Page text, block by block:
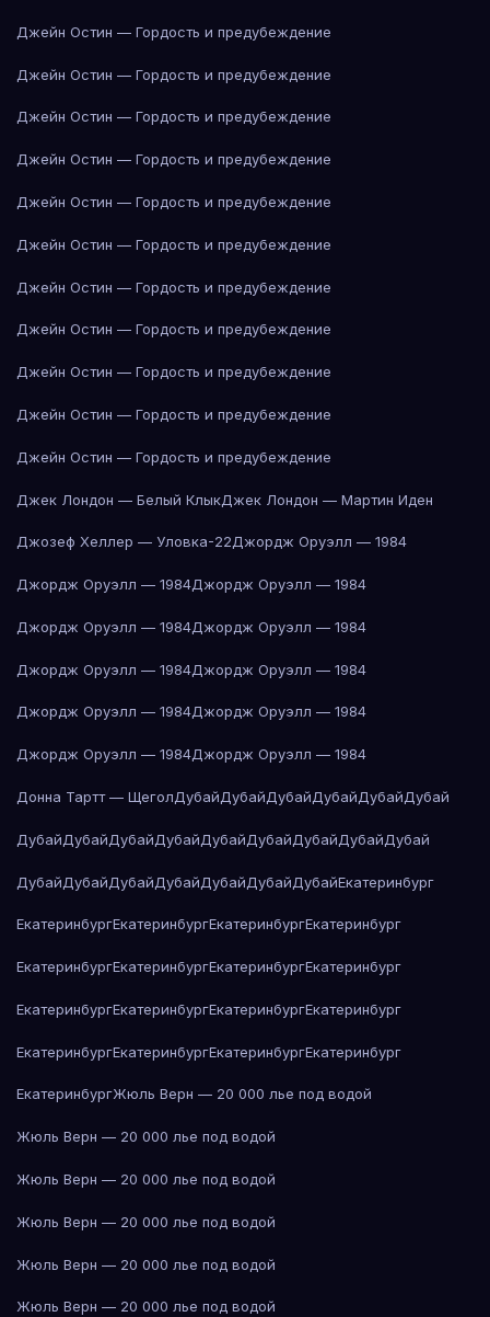
Джейн Остин — Гордость и предубеждение
Джейн Остин — Гордость и предубеждение
Джейн Остин — Гордость и предубеждение
Джейн Остин — Гордость и предубеждение
Джейн Остин — Гордость и предубеждение
Джейн Остин — Гордость и предубеждение
Джейн Остин — Гордость и предубеждение
Джейн Остин — Гордость и предубеждение
Джейн Остин — Гордость и предубеждение
Джейн Остин — Гордость и предубеждение
Джейн Остин — Гордость и предубеждение
Джек Лондон — Белый КлыкДжек Лондон — Мартин Иден
Джозеф Хеллер — Уловка-22Джордж Оруэлл — 1984
Джордж Оруэлл — 1984Джордж Оруэлл — 1984
Джордж Оруэлл — 1984Джордж Оруэлл — 1984
Джордж Оруэлл — 1984Джордж Оруэлл — 1984
Джордж Оруэлл — 1984Джордж Оруэлл — 1984
Джордж Оруэлл — 1984Джордж Оруэлл — 1984
Донна Тартт — ЩеголДубайДубайДубайДубайДубайДубай
ДубайДубайДубайДубайДубайДубайДубайДубайДубай
ДубайДубайДубайДубайДубайДубайДубайЕкатеринбург
ЕкатеринбургЕкатеринбургЕкатеринбургЕкатеринбург
ЕкатеринбургЕкатеринбургЕкатеринбургЕкатеринбург
ЕкатеринбургЕкатеринбургЕкатеринбургЕкатеринбург
ЕкатеринбургЕкатеринбургЕкатеринбургЕкатеринбург
ЕкатеринбургЖюль Верн — 20 000 лье под водой
Жюль Верн — 20 000 лье под водой
Жюль Верн — 20 000 лье под водой
Жюль Верн — 20 000 лье под водой
Жюль Верн — 20 000 лье под водой
Жюль Верн — 20 000 лье под водой